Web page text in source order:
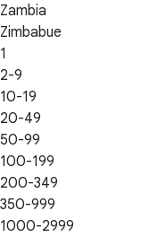
Zambia
Zimbabue
1
2-9
10-19
20-49
50-99
100-199
200-349
350-999
1000-2999